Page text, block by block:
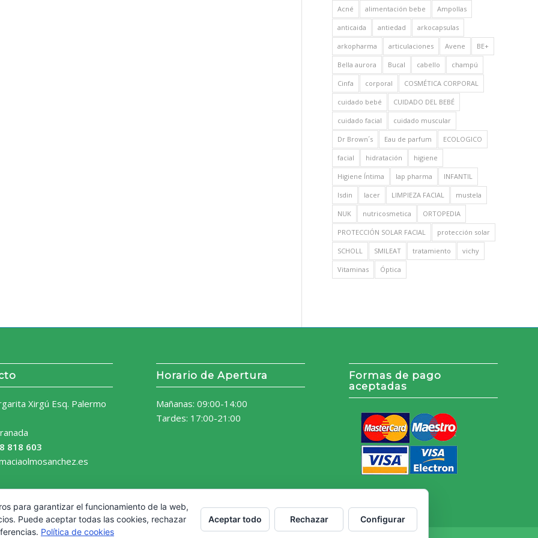
Acné alimentación bebe Ampollas
anticaida antiedad arkocapsulas
arkopharma articulaciones Avene BE+
Bella aurora Bucal cabello champú
Cinfa corporal COSMÉTICA CORPORAL
cuidado bebé CUIDADO DEL BEBÉ
cuidado facial cuidado muscular
Dr Brown´s Eau de parfum ECOLOGICO
facial hidratación higiene
Higiene Íntima Iap pharma INFANTIL
Isdin lacer LIMPIEZA FACIAL mustela
NUK nutricosmetica ORTOPEDIA
PROTECCIÓN SOLAR FACIAL protección solar
SCHOLL SMILEAT tratamiento vichy
Vitaminas Óptica
Xirgú Esq. Palermo
818 603
Horario de Apertura
Mañanas: 09:00-14:00
Tardes: 17:00-21:00
Formas de pago
aceptadas
para garantizar el funcionamiento de la web,
Puede aceptar todas las cookies, rechazar
Política de cookies
Aceptar todo Rechazar Configurar